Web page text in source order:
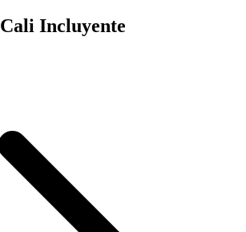
Cali Incluyente